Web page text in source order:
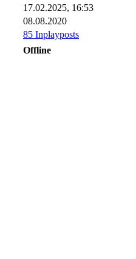
17.02.2025, 16:53
08.08.2020
85 Inplayposts
Offline